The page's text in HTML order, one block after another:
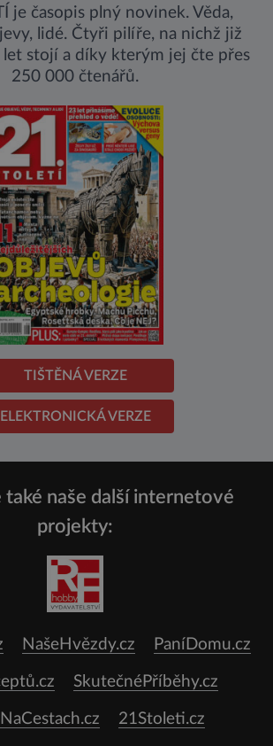
je časopis plný novinek. Věda,
lidé. Čtyři pilíře, na nichž již
stojí a díky kterým jej čte přes
250 000 čtenářů.
TIŠTĚNÁ VERZE
ELEKTRONICKÁ VERZE
naše další internetové
projekty:
NašeHvězdy.cz PaníDomu.cz
SkutečnéPříběhy.cz
21Stoleti.cz